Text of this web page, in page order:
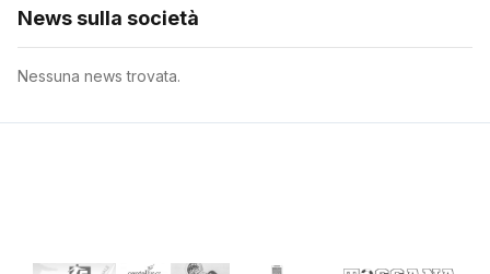
News sulla società
Nessuna news trovata.